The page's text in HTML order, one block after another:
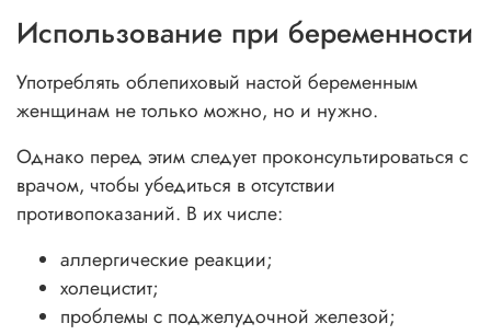
Использование при беременности
Употреблять облепиховый настой беременным
женщинам не только можно, но и нужно.
Однако перед этим следует проконсультироваться с
врачом, чтобы убедиться в отсутствии
противопоказаний. В их числе:
аллергические реакции;
холецистит;
проблемы с поджелудочной железой;